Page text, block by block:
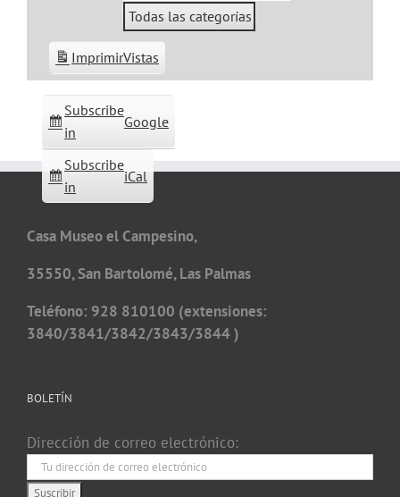
Todas las categorías
Subscribe
in
Google
Subscribe
in
iCal
ImprimirVistas
Casa Museo el Campesino,
35550, San Bartolomé, Las Palmas
Teléfono: 928 810100 (extensiones:
3840/3841/3842/3843/3844 )
BOLETÍN
Dirección de correo electrónico: